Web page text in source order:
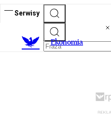
Serwisy
Ekonomia